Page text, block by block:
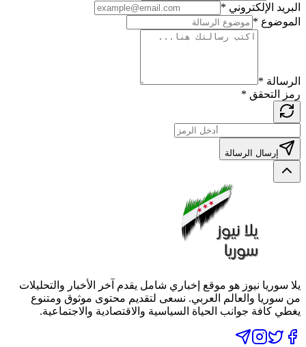
البريد الإلكتروني *
الموضوع *
الرسالة *
رمز التحقق *
إرسال الرسالة
يلا سوريا نيوز هو موقع إخباري شامل يقدم آخر الأخبار والتحليلات
من سوريا والعالم العربي. نسعى لتقديم محتوى موثوق ومتنوع
يغطي كافة جوانب الحياة السياسية والاقتصادية والاجتماعية.